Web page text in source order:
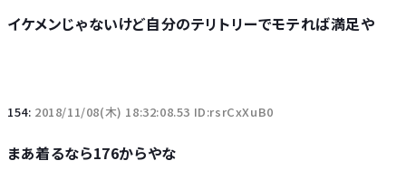
イケメンじゃないけど自分のテリトリーでモテれば満足や
154: 2018/11/08(木) 18:32:08.53 ID:rsrCxXuB0
まあ着るなら176からやな